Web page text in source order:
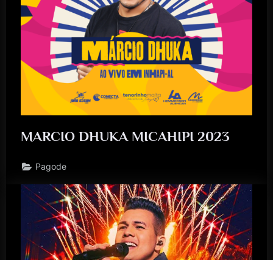
MARCIO DHUKA MICAHIPI 2023
Pagode